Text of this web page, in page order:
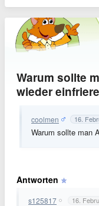
Warum sollte
wieder
coolmen 16.
Warum sollte man
Antworten
s125817 16.